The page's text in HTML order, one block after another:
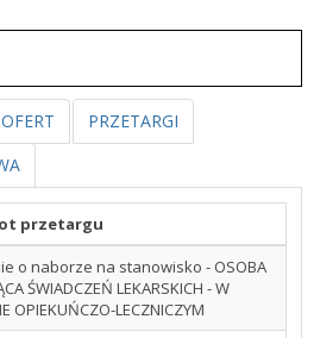
PRZETARGI
przetargu
o naborze na stanowisko - OSOBA
ŚWIADCZEŃ LEKARSKICH - W
OPIEKUŃCZO-LECZNICZYM